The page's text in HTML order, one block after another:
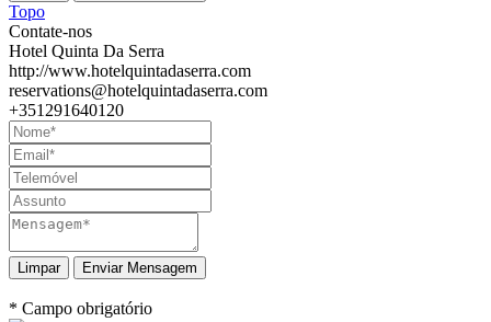
Topo
Contate-nos
Hotel Quinta Da Serra
http://www.hotelquintadaserra.com
reservations@hotelquintadaserra.com
+351291640120
Enviar Mensagem
* Campo obrigatório